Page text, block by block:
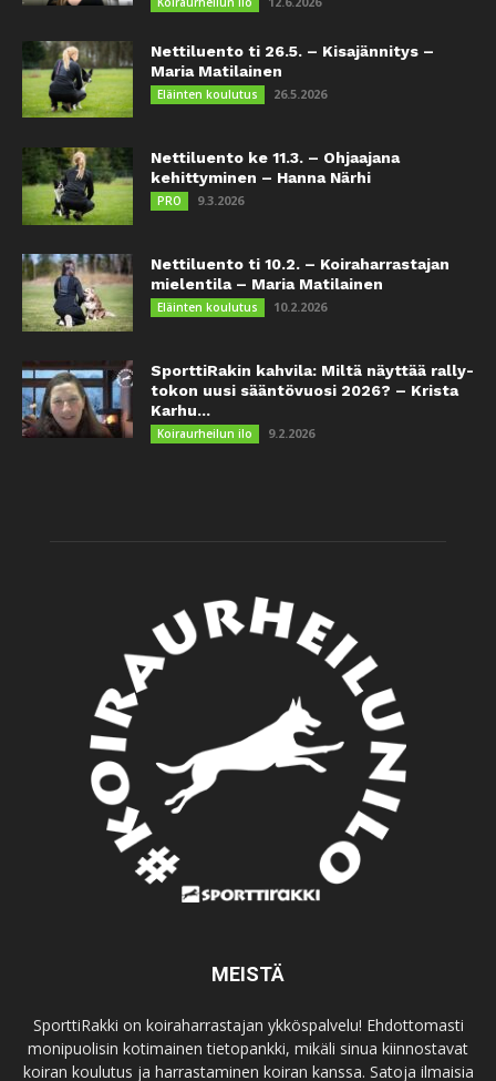
Nettiluento ti 26.5. – Kisajännitys –
Maria Matilainen
Eläinten koulutus 26.5.2026
Nettiluento ke 11.3. – Ohjaajana
kehittyminen – Hanna Närhi
PRO 9.3.2026
Nettiluento ti 10.2. – Koiraharrastajan
mielentila – Maria Matilainen
Eläinten koulutus 10.2.2026
SporttiRakin kahvila: Miltä näyttää rally-
tokon uusi sääntövuosi 2026? – Krista
Karhu...
Koiraurheilun ilo 9.2.2026
MEISTÄ
SporttiRakki on koiraharrastajan ykköspalvelu! Ehdottomasti
monipuolisin kotimainen tietopankki, mikäli sinua kiinnostavat
koiran koulutus ja harrastaminen koiran kanssa. Satoja ilmaisia